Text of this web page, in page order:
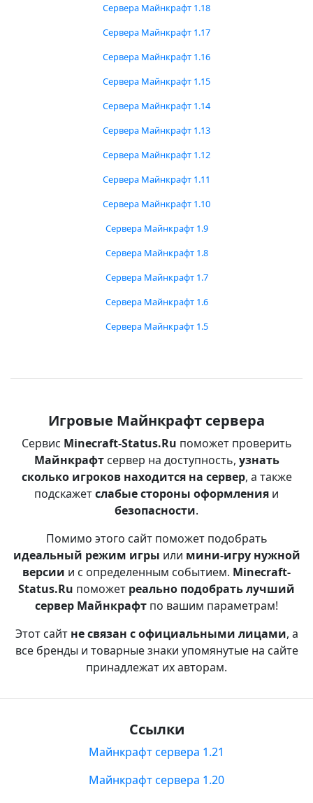
Сервера Майнкрафт 1.18
Сервера Майнкрафт 1.17
Сервера Майнкрафт 1.16
Сервера Майнкрафт 1.15
Сервера Майнкрафт 1.14
Сервера Майнкрафт 1.13
Сервера Майнкрафт 1.12
Сервера Майнкрафт 1.11
Сервера Майнкрафт 1.10
Сервера Майнкрафт 1.9
Сервера Майнкрафт 1.8
Сервера Майнкрафт 1.7
Сервера Майнкрафт 1.6
Сервера Майнкрафт 1.5
Игровые Майнкрафт сервера
Сервис Minecraft-Status.Ru поможет проверить
Майнкрафтсервер на доступность, узнать
сколько игроков находится на сервер, а также
подскажетслабые стороны оформления и
безопасности.
Помимо этого сайт поможет подобрать
идеальный режим игры или мини-игру нужной
версии и с определенным событием. Minecraft-
Status.Ru поможет реально подобрать лучший
сервер Майнкрафт по вашим параметрам!
Этот сайт не связан с официальными лицами, а
все бренды и товарные знаки упомянутые на сайте
принадлежат их авторам.
Ссылки
Майнкрафт сервера 1.21
Майнкрафт сервера 1.20